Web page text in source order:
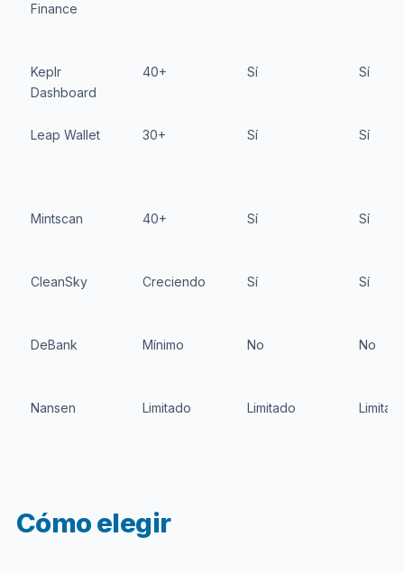
Finance
Keplr
Dashboard
40+ Sí Sí
Leap Wallet 30+ Sí Sí
Mintscan 40+ Sí Sí
CleanSky Creciendo Sí Sí
DeBank Mínimo No No
Nansen Limitado Limitado
Cómo elegir